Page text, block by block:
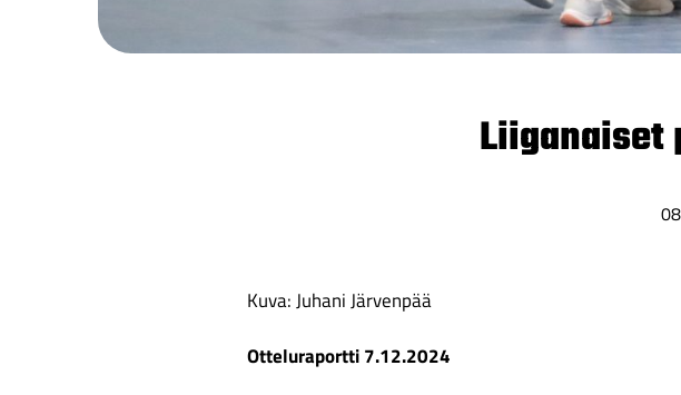
Liiganaiset
Kuva: Juhani Järvenpää
Otteluraportti 7.12.2024